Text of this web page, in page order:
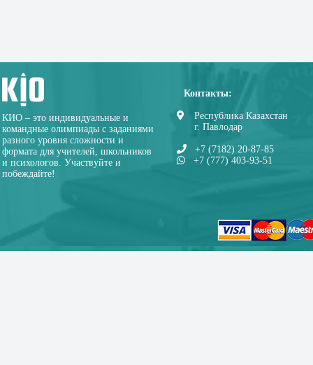
КИО – это индивидуальные и
командные олимпиады с заданиями
разного уровня сложности и
формата для учителей, школьников
и психологов. Участвуйте и
побеждайте!
Контакты:
Республика Казахстан
г. Павлодар
+7 (7182) 20-87-85
+7 (777) 403-93-51